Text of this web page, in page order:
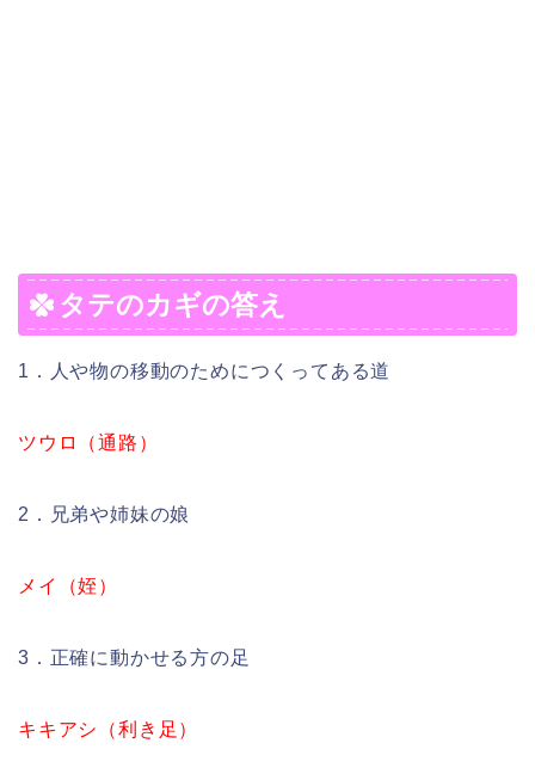
タテのカギの答え
1．人や物の移動のためにつくってある道
ツウロ（通路）
2．兄弟や姉妹の娘
メイ（姪）
3．正確に動かせる方の足
キキアシ（利き足）